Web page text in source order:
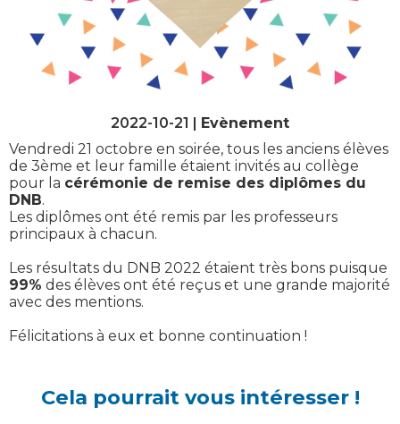
2022-10-21 | Evènement
Vendredi 21 octobre en soirée, tous les anciens élèves
de 3ème et leur famille étaient invités au collège
pour la cérémonie de remise des diplômes du
DNB.
Les diplômes ont été remis par les professeurs
principaux à chacun.
Les résultats du DNB 2022 étaient très bons puisque
99% des élèves ont été reçus et une grande majorité
avec des mentions.
Félicitations à eux et bonne continuation !
Cela pourrait vous intéresser !